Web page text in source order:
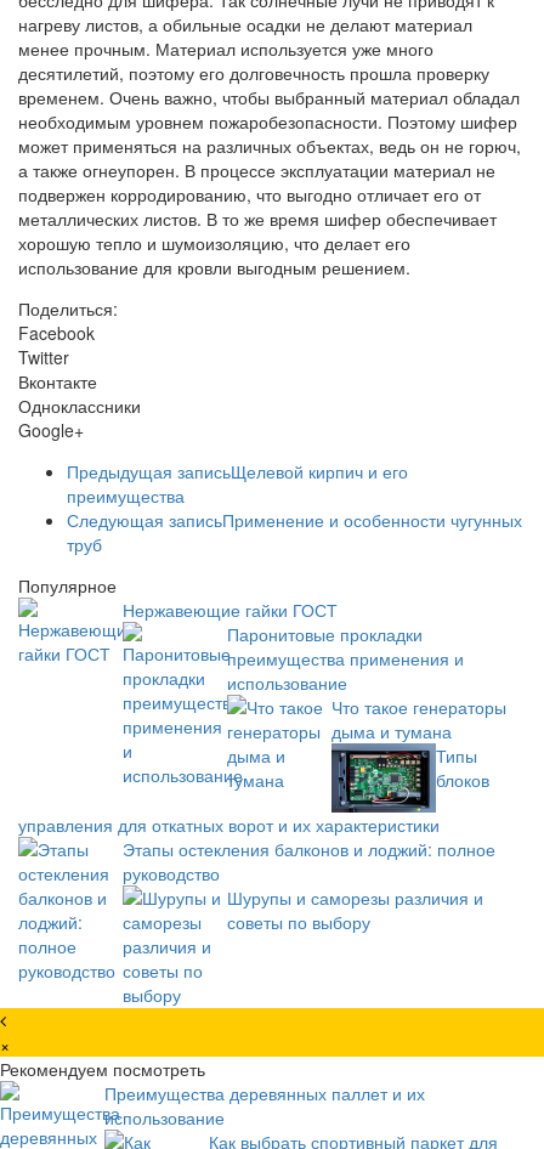
нагреву листов, а обильные осадки не делают материал
менее прочным. Материал используется уже много
десятилетий, поэтому его долговечность прошла проверку
временем. Очень важно, чтобы выбранный материал обладал
необходимым уровнем пожаробезопасности. Поэтому шифер
может применяться на различных объектах, ведь он не горюч,
а также огнеупорен. В процессе эксплуатации материал не
подвержен корродированию, что выгодно отличает его от
металлических листов. В то же время шифер обеспечивает
хорошую тепло и шумоизоляцию, что делает его
использование для кровли выгодным решением.
Поделиться:
Facebook
Twitter
Вконтакте
Одноклассники
Google+
Предыдущая записьЩелевой кирпич и его
преимущества
Следующая записьПрименение и особенности чугунных
труб
Популярное
Нержавеющие гайки ГОСТ
Паронитовые прокладки
преимущества применения и
использование
Что такое генераторы
дыма и тумана
Типы
блоков
управления для откатных ворот и их характеристики
Этапы остекления балконов и лоджий: полное
руководство
Шурупы и саморезы различия и
советы по выбору
×
Рекомендуем посмотреть
Преимущества деревянных паллет и их
использование
Как выбрать спортивный паркет для